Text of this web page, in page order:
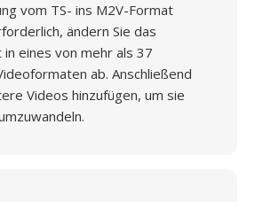
vom TS- ins M2V-Format
ändern Sie das
eines von mehr als 37
ab. Anschließend
Videos hinzufügen, um sie